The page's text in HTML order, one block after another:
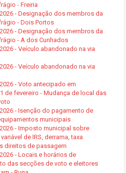
- Freiria
- Designação dos membros da
- Dois Portos
- Designação dos membros da
- A dos Cunhados
- Veículo abandonado na via
- Veículo abandonado na via
- Voto antecipado em
de fevereiro - Mudança de local das
- Isenção do pagamento de
municipais
- Imposto municipal sobre
de IRS, derrama, taxa
direitos de passagem
- Locais e horários de
das secções de voto e eleitores